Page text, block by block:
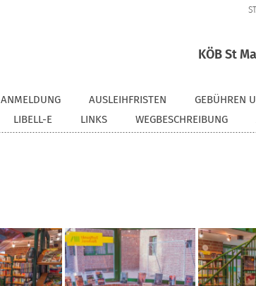
KÖB St
ANMELDUNG AUSLEIHFRISTEN
GEBÜHREN
LIBELL-E LINKS WEGBESCHREIBUNG